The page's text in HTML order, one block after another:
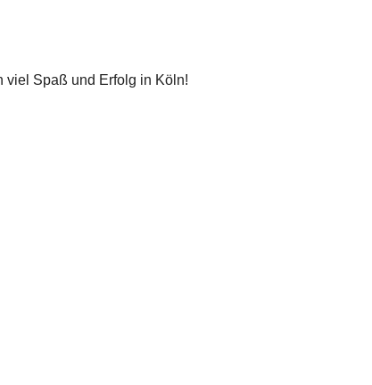
viel Spaß und Erfolg in Köln!